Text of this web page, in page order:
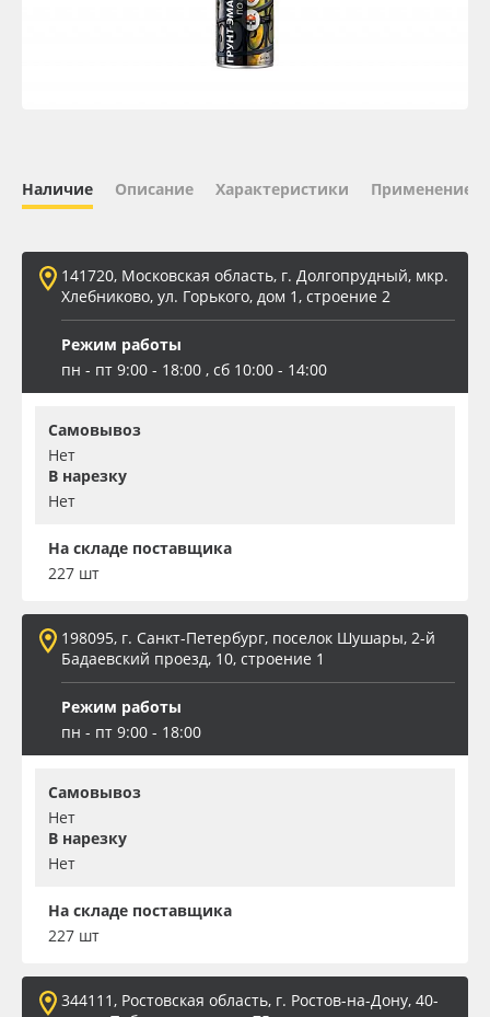
ПЭТ листовой
ПЭТ бэклит
Вспененный ПВХ
Баннер
Заготовки для сувениров
Наличие Описание Характеристики Применение
141720, Московская область, г. Долгопрудный, мкр.
Хлебниково, ул. Горького, дом 1, строение 2
Режим работы
пн - пт 9:00 - 18:00 , сб 10:00 - 14:00
Самовывоз
Нет
В нарезку
Нет
На складе поставщика
227 шт
198095, г. Санкт-Петербург, поселок Шушары, 2-й
Бадаевский проезд, 10, строение 1
Режим работы
пн - пт 9:00 - 18:00
Самовывоз
Нет
В нарезку
Нет
На складе поставщика
227 шт
344111, Ростовская область, г. Ростов-на-Дону, 40-